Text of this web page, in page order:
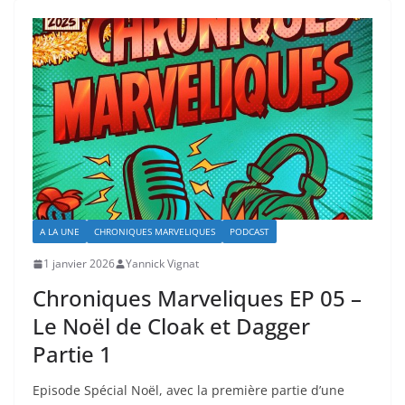
A LA UNE CHRONIQUES MARVELIQUES PODCAST
1 janvier 2026 Yannick Vignat
Chroniques Marveliques EP 05 –
Le Noël de Cloak et Dagger
Partie 1
Episode Spécial Noël, avec la première partie d’une